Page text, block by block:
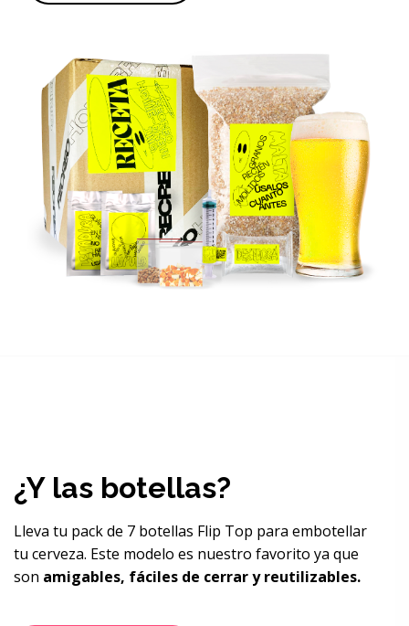
¿Y las botellas?
Lleva tu pack de 7 botellas Flip Top para embotellar
tu cerveza. Este modelo es nuestro favorito ya que
son amigables, fáciles de cerrar y reutilizables.